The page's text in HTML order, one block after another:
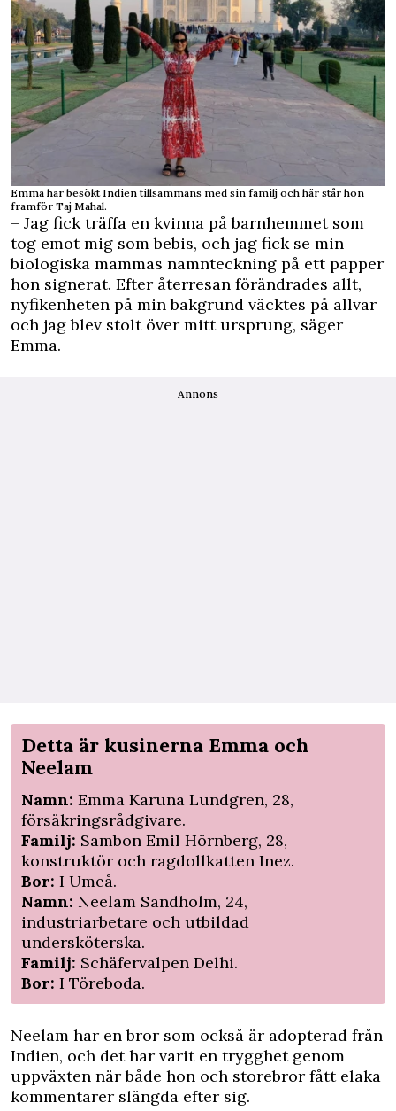
Emma har besökt Indien tillsammans med sin familj och här står hon
framför Taj Mahal.
– Jag fick träffa en kvinna på barnhemmet som
tog emot mig som bebis, och jag fick se min
biologiska mammas namnteckning på ett papper
hon signerat. Efter återresan förändrades allt,
nyfikenheten på min bakgrund väcktes på allvar
och jag blev stolt över mitt ursprung, säger
Emma.
Annons
Detta är kusinerna Emma och
Neelam
Namn: Emma Karuna Lundgren, 28,
försäkringsrådgivare.
Familj: Sambon Emil Hörnberg, 28,
konstruktör och ragdollkatten Inez.
Bor: I Umeå.
Namn: Neelam Sandholm, 24,
industriarbetare och utbildad
undersköterska.
Familj: Schäfervalpen Delhi.
Bor: I Töreboda.
Neelam har en bror som också är adopterad från
Indien, och det har varit en trygghet genom
uppväxten när både hon och storebror fått elaka
kommentarer slängda efter sig.